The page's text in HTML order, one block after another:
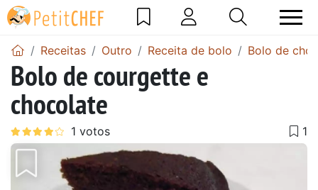
Receitas Outro Receita de bolo Bolo de
Bolo de courgette e
chocolate